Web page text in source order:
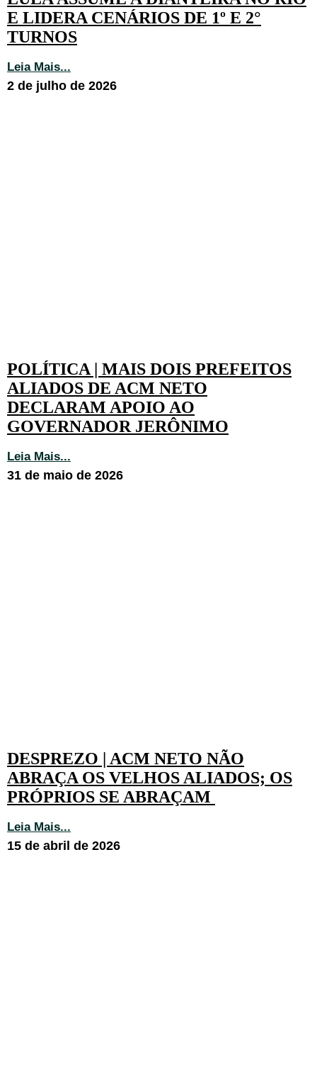
E LIDERA CENÁRIOS DE 1º E 2°
TURNOS
Leia Mais...
2 de julho de 2026
POLÍTICA | MAIS DOIS PREFEITOS
ALIADOS DE ACM NETO
DECLARAM APOIO AO
GOVERNADOR JERÔNIMO
Leia Mais...
31 de maio de 2026
DESPREZO | ACM NETO NÃO
ABRAÇA OS VELHOS ALIADOS; OS
PRÓPRIOS SE ABRAÇAM
Leia Mais...
15 de abril de 2026